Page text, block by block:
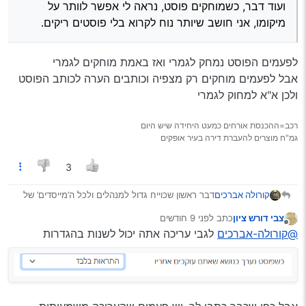
כמו כן ‘פלוני תייג אותך’.
וכן לגבי התראות על עריכת פוסט, לדעתי זה מיותר.
ושוב, יישר כח גדול לכל המנהלים.
ועוד דבר, כשמוחקים פוסט, נראה לי אפשר לוותר על
מיקומו, אני חושב שיותר נוח לקרוא בלי פוסטים ריקים.
לפעמים הפוסט נמחק לגמרי ואז באמת מוחקים לגמרי
אבל לפעמים מוחקים רק מצפיה וכותבים הערה לכותב הפוסט
ולכן א"א למחוק לגמרי
רכב=ההכנסת אורחים כמעט היחידה שיש היום
גמ"ח מוצרים להעברת דירה בעיר אופקים
3
קורולה אברכיםדבר ראשון שכוייח גדול למנהלים ולכל ה’מייסדים’ של
העגלות מהמגזר.
אם יורשה לי, אתן את השקל שלי למען ייעול המקום
אז ככה, כשיש לי מעקב על אשכול מסויים ומישהו מגיב
לי, אני מקבל 2התראות, אחת ‘פלוני הגיב וכו’ והשנייה
הוא רק הגיב אז ‘פלוני הגיב’ ואם ציטט אז ‘פלוני ציטט’,
מנותק
צבי דורש ציוןכתב לפני 9 חודשים
נערך לאחרונה על ידי
@קורולה-אברכים לגבי עריכה אתה יכול לשנות בהגדרות